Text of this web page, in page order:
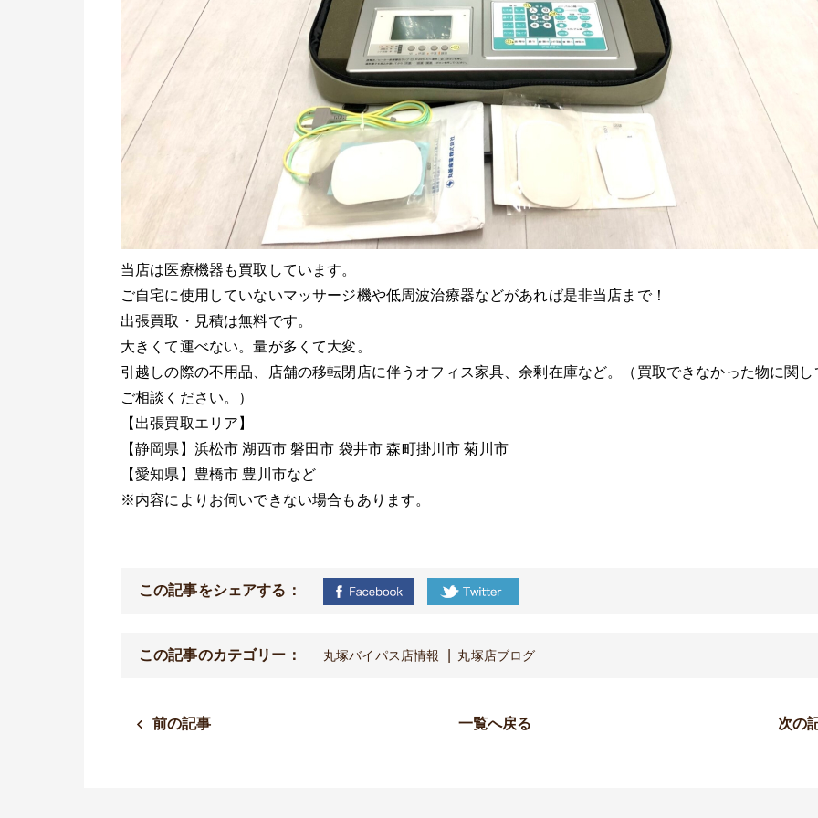
当店は医療機器も買取しています。
ご自宅に使用していないマッサージ機や低周波治療器などがあれば是非当店まで！
出張買取・見積は無料です。
大きくて運べない。量が多くて大変。
引越しの際の不用品、店舗の移転閉店に伴うオフィス家具、余剰在庫など。（買取できなかった物に関し
ご相談ください。）
【出張買取エリア】
【静岡県】浜松市 湖西市 磐田市 袋井市 森町 掛川市 菊川市
【愛知県】豊橋市 豊川市など
※内容によりお伺いできない場合もあります。
この記事をシェアする：
この記事のカテゴリー： 丸塚バイパス店情報 丸塚店ブログ
前の記事 一覧へ戻る 次の